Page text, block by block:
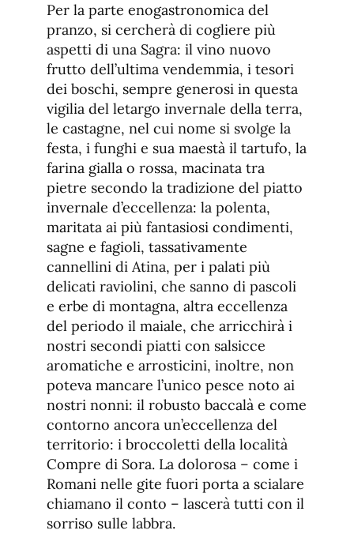
Per la parte enogastronomica del
pranzo, si cercherà di cogliere più
aspetti di una Sagra: il vino nuovo
frutto dell’ultima vendemmia, i tesori
dei boschi, sempre generosi in questa
vigilia del letargo invernale della terra,
le castagne, nel cui nome si svolge la
festa, i funghi e sua maestà il tartufo, la
farina gialla o rossa, macinata tra
pietre secondo la tradizione del piatto
invernale d’eccellenza: la polenta,
maritata ai più fantasiosi condimenti,
sagne e fagioli, tassativamente
cannellini di Atina, per i palati più
delicati raviolini, che sanno di pascoli
e erbe di montagna, altra eccellenza
del periodo il maiale, che arricchirà i
nostri secondi piatti con salsicce
aromatiche e arrosticini, inoltre, non
poteva mancare l’unico pesce noto ai
nostri nonni: il robusto baccalà e come
contorno ancora un’eccellenza del
territorio: i broccoletti della località
Compre di Sora. La dolorosa – come i
Romani nelle gite fuori porta a scialare
chiamano il conto – lascerà tutti con il
sorriso sulle labbra.